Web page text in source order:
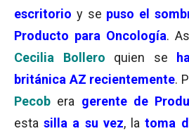
escritorio y se puso el
Producto para Oncología.
Cecilia Bollero quien se
británica AZ recientemente.
Pecob era gerente de
estasilla a su vez, latoma